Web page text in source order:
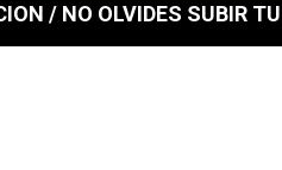
/ NO OLVIDES SUBIR